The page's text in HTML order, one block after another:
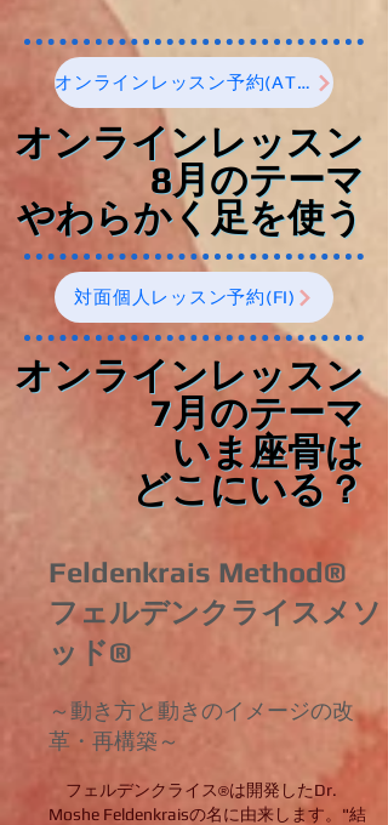
オンラインレッスン予約(ATM)
オンラインレッスン
8月のテーマ
やわらかく足を使う
オンラインレッスン
8月のテーマ
やわらかく足を使う
対面個人レッスン予約(FI)
オンラインレッスン
7月のテーマ
いま座骨は
どこにいる？
オンラインレッスン
7月のテーマ
いま座骨は
どこにいる？
Feldenkrais Method®︎
フェルデンクライスメソ
ッド®︎
～動き方と動きのイメージの改
革・再構築～
フェルデンクライス®︎は開発したDr.
Moshe Feldenkraisの名に由来します。"結